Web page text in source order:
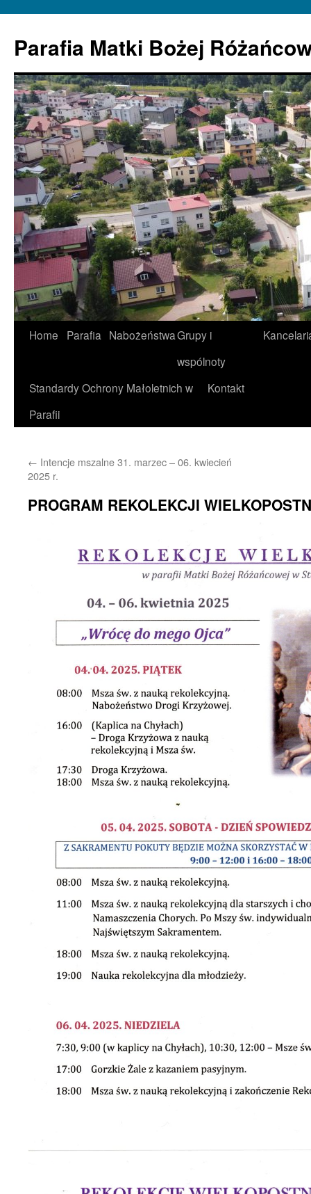
Parafia Matki Bożej
Home Parafia NabożeństwaGrupy i
wspólnoty
Standardy Ochrony Małoletnich w
Parafii
Kontakt
← Intencje mszalne 31. marzec – 06. kwiecień
2025 r.
PROGRAM REKOLEKCJI